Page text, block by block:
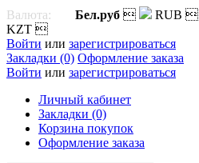
Валюта: Бел.руб  RUB 
KZT 
Войти или зарегистрироваться
Закладки (0) Оформление заказа
Войти или зарегистрироваться
Личный кабинет
Закладки (0)
Корзина покупок
Оформление заказа